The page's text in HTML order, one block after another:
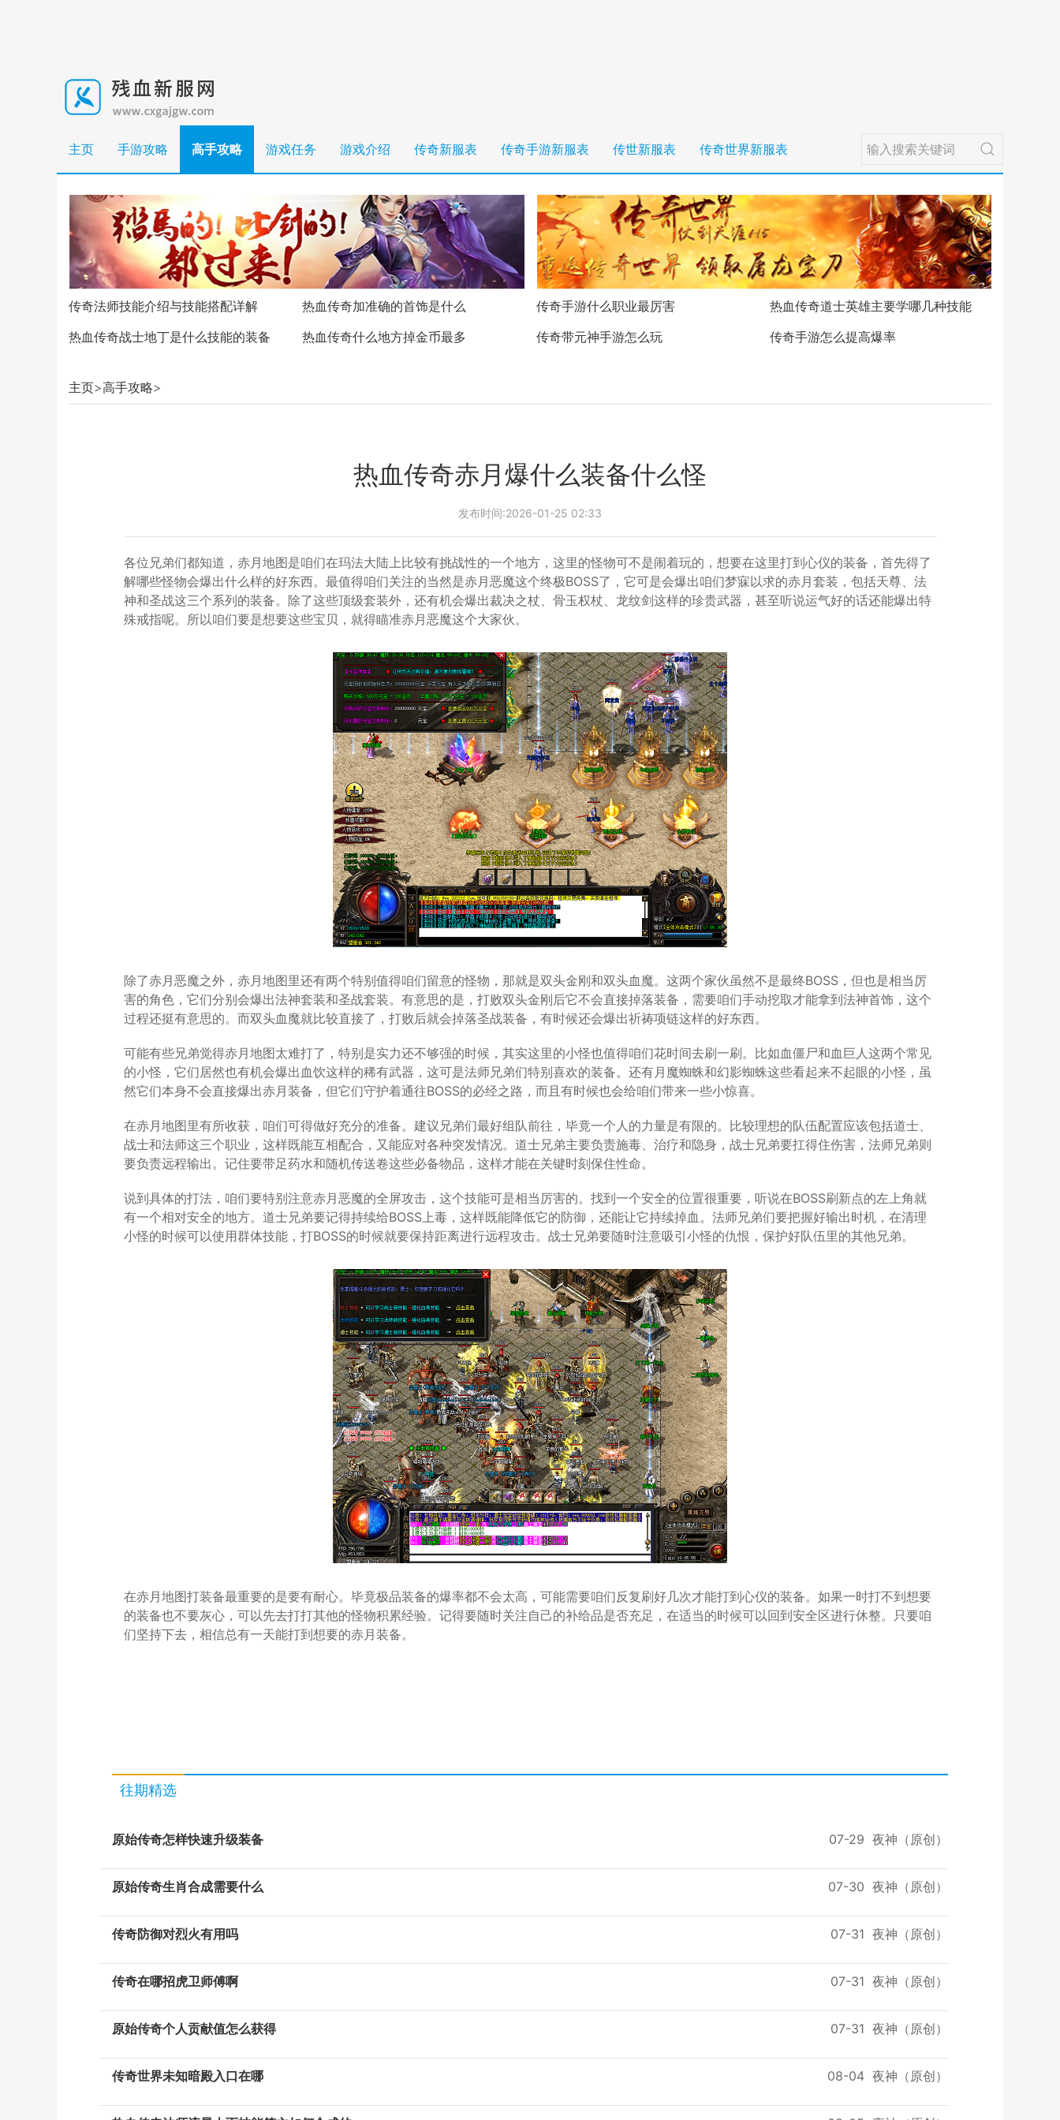
主页 手游攻略 高手攻略 游戏任务 游戏介绍 传奇新服表 传奇手游新服表 传世新服表 传奇世界新服表
传奇法师技能介绍与技能搭配详解
热血传奇加准确的首饰是什么
热血传奇战士地丁是什么技能的装备
热血传奇什么地方掉金币最多
传奇手游什么职业最厉害
热血传奇道士英雄主要学哪几种技能
传奇带元神手游怎么玩
传奇手游怎么提高爆率
主页>高手攻略>
热血传奇赤月爆什么装备什么怪
发布时间:2026-01-25 02:33
各位兄弟们都知道，赤月地图是咱们在玛法大陆上比较有挑战性的一个地方，这里的怪物可不是闹着玩的，想要在这里打到心仪的装备，首先得了
解哪些怪物会爆出什么样的好东西。最值得咱们关注的当然是赤月恶魔这个终极BOSS了，它可是会爆出咱们梦寐以求的赤月套装，包括天尊、法
神和圣战这三个系列的装备。除了这些顶级套装外，还有机会爆出裁决之杖、骨玉权杖、龙纹剑这样的珍贵武器，甚至听说运气好的话还能爆出特
殊戒指呢。所以咱们要是想要这些宝贝，就得瞄准赤月恶魔这个大家伙。
除了赤月恶魔之外，赤月地图里还有两个特别值得咱们留意的怪物，那就是双头金刚和双头血魔。这两个家伙虽然不是最终BOSS，但也是相当厉
害的角色，它们分别会爆出法神套装和圣战套装。有意思的是，打败双头金刚后它不会直接掉落装备，需要咱们手动挖取才能拿到法神首饰，这个
过程还挺有意思的。而双头血魔就比较直接了，打败后就会掉落圣战装备，有时候还会爆出祈祷项链这样的好东西。
可能有些兄弟觉得赤月地图太难打了，特别是实力还不够强的时候，其实这里的小怪也值得咱们花时间去刷一刷。比如血僵尸和血巨人这两个常见
的小怪，它们居然也有机会爆出血饮这样的稀有武器，这可是法师兄弟们特别喜欢的装备。还有月魔蜘蛛和幻影蜘蛛这些看起来不起眼的小怪，虽
然它们本身不会直接爆出赤月装备，但它们守护着通往BOSS的必经之路，而且有时候也会给咱们带来一些小惊喜。
在赤月地图里有所收获，咱们可得做好充分的准备。建议兄弟们最好组队前往，毕竟一个人的力量是有限的。比较理想的队伍配置应该包括道士、
战士和法师这三个职业，这样既能互相配合，又能应对各种突发情况。道士兄弟主要负责施毒、治疗和隐身，战士兄弟要扛得住伤害，法师兄弟则
要负责远程输出。记住要带足药水和随机传送卷这些必备物品，这样才能在关键时刻保住性命。
说到具体的打法，咱们要特别注意赤月恶魔的全屏攻击，这个技能可是相当厉害的。找到一个安全的位置很重要，听说在BOSS刷新点的左上角就
有一个相对安全的地方。道士兄弟要记得持续给BOSS上毒，这样既能降低它的防御，还能让它持续掉血。法师兄弟们要把握好输出时机，在清理
小怪的时候可以使用群体技能，打BOSS的时候就要保持距离进行远程攻击。战士兄弟要随时注意吸引小怪的仇恨，保护好队伍里的其他兄弟。
在赤月地图打装备最重要的是要有耐心。毕竟极品装备的爆率都不会太高，可能需要咱们反复刷好几次才能打到心仪的装备。如果一时打不到想要
的装备也不要灰心，可以先去打打其他的怪物积累经验。记得要随时关注自己的补给品是否充足，在适当的时候可以回到安全区进行休整。只要咱
们坚持下去，相信总有一天能打到想要的赤月装备。
往期精选
原始传奇怎样快速升级装备 07-29 夜神（原创）
原始传奇生肖合成需要什么 07-30 夜神（原创）
传奇防御对烈火有用吗 07-31 夜神（原创）
传奇在哪招虎卫师傅啊 07-31 夜神（原创）
原始传奇个人贡献值怎么获得 07-31 夜神（原创）
传奇世界未知暗殿入口在哪 08-04 夜神（原创）